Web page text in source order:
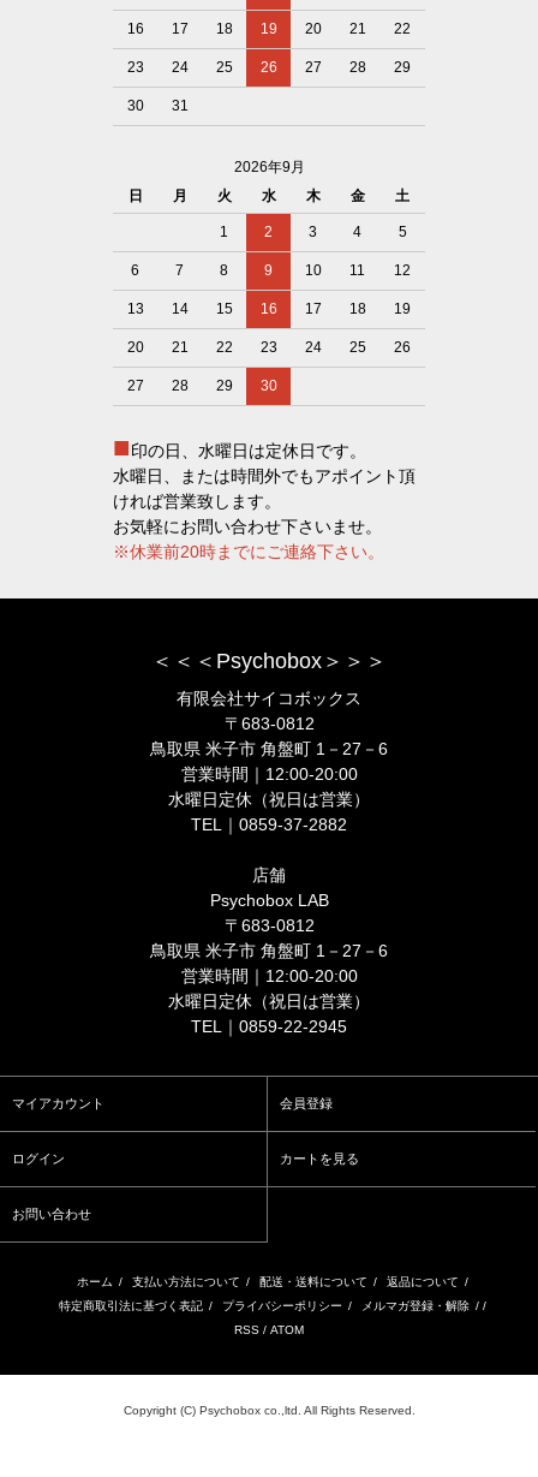
16 17 18 19 20 21 22
23 24 25 26 27 28 29
30 31
2026年9月
日
月 火 水 木 金 土
1 2 3 4 5
6 7 8 9 10 11 12
13 14 15 16 17 18 19
20 21 22 23 24 25 26
27 28 29 30
■印の日、水曜日は定休日です。
水曜日、または時間外でもアポイント頂
ければ営業致します。
お気軽にお問い合わせ下さいませ。
※休業前20時までにご連絡下さい。
＜＜＜Psychobox＞＞＞
有限会社サイコボックス
〒683-0812
鳥取県 米子市 角盤町 1－27－6
営業時間｜12:00-20:00
水曜日定休（祝日は営業）
TEL｜0859-37-2882
店舗
Psychobox LAB
〒683-0812
鳥取県 米子市 角盤町 1－27－6
営業時間｜12:00-20:00
水曜日定休（祝日は営業）
TEL｜0859-22-2945
マイアカウント 会員登録
ログイン カートを見る
お問い合わせ
ホーム / 支払い方法について / 配送・送料について / 返品について /
特定商取引法に基づく表記 / プライバシーポリシー / メルマガ登録・解除 / /
RSS / ATOM
Copyright (C) Psychobox co.,ltd. All Rights Reserved.